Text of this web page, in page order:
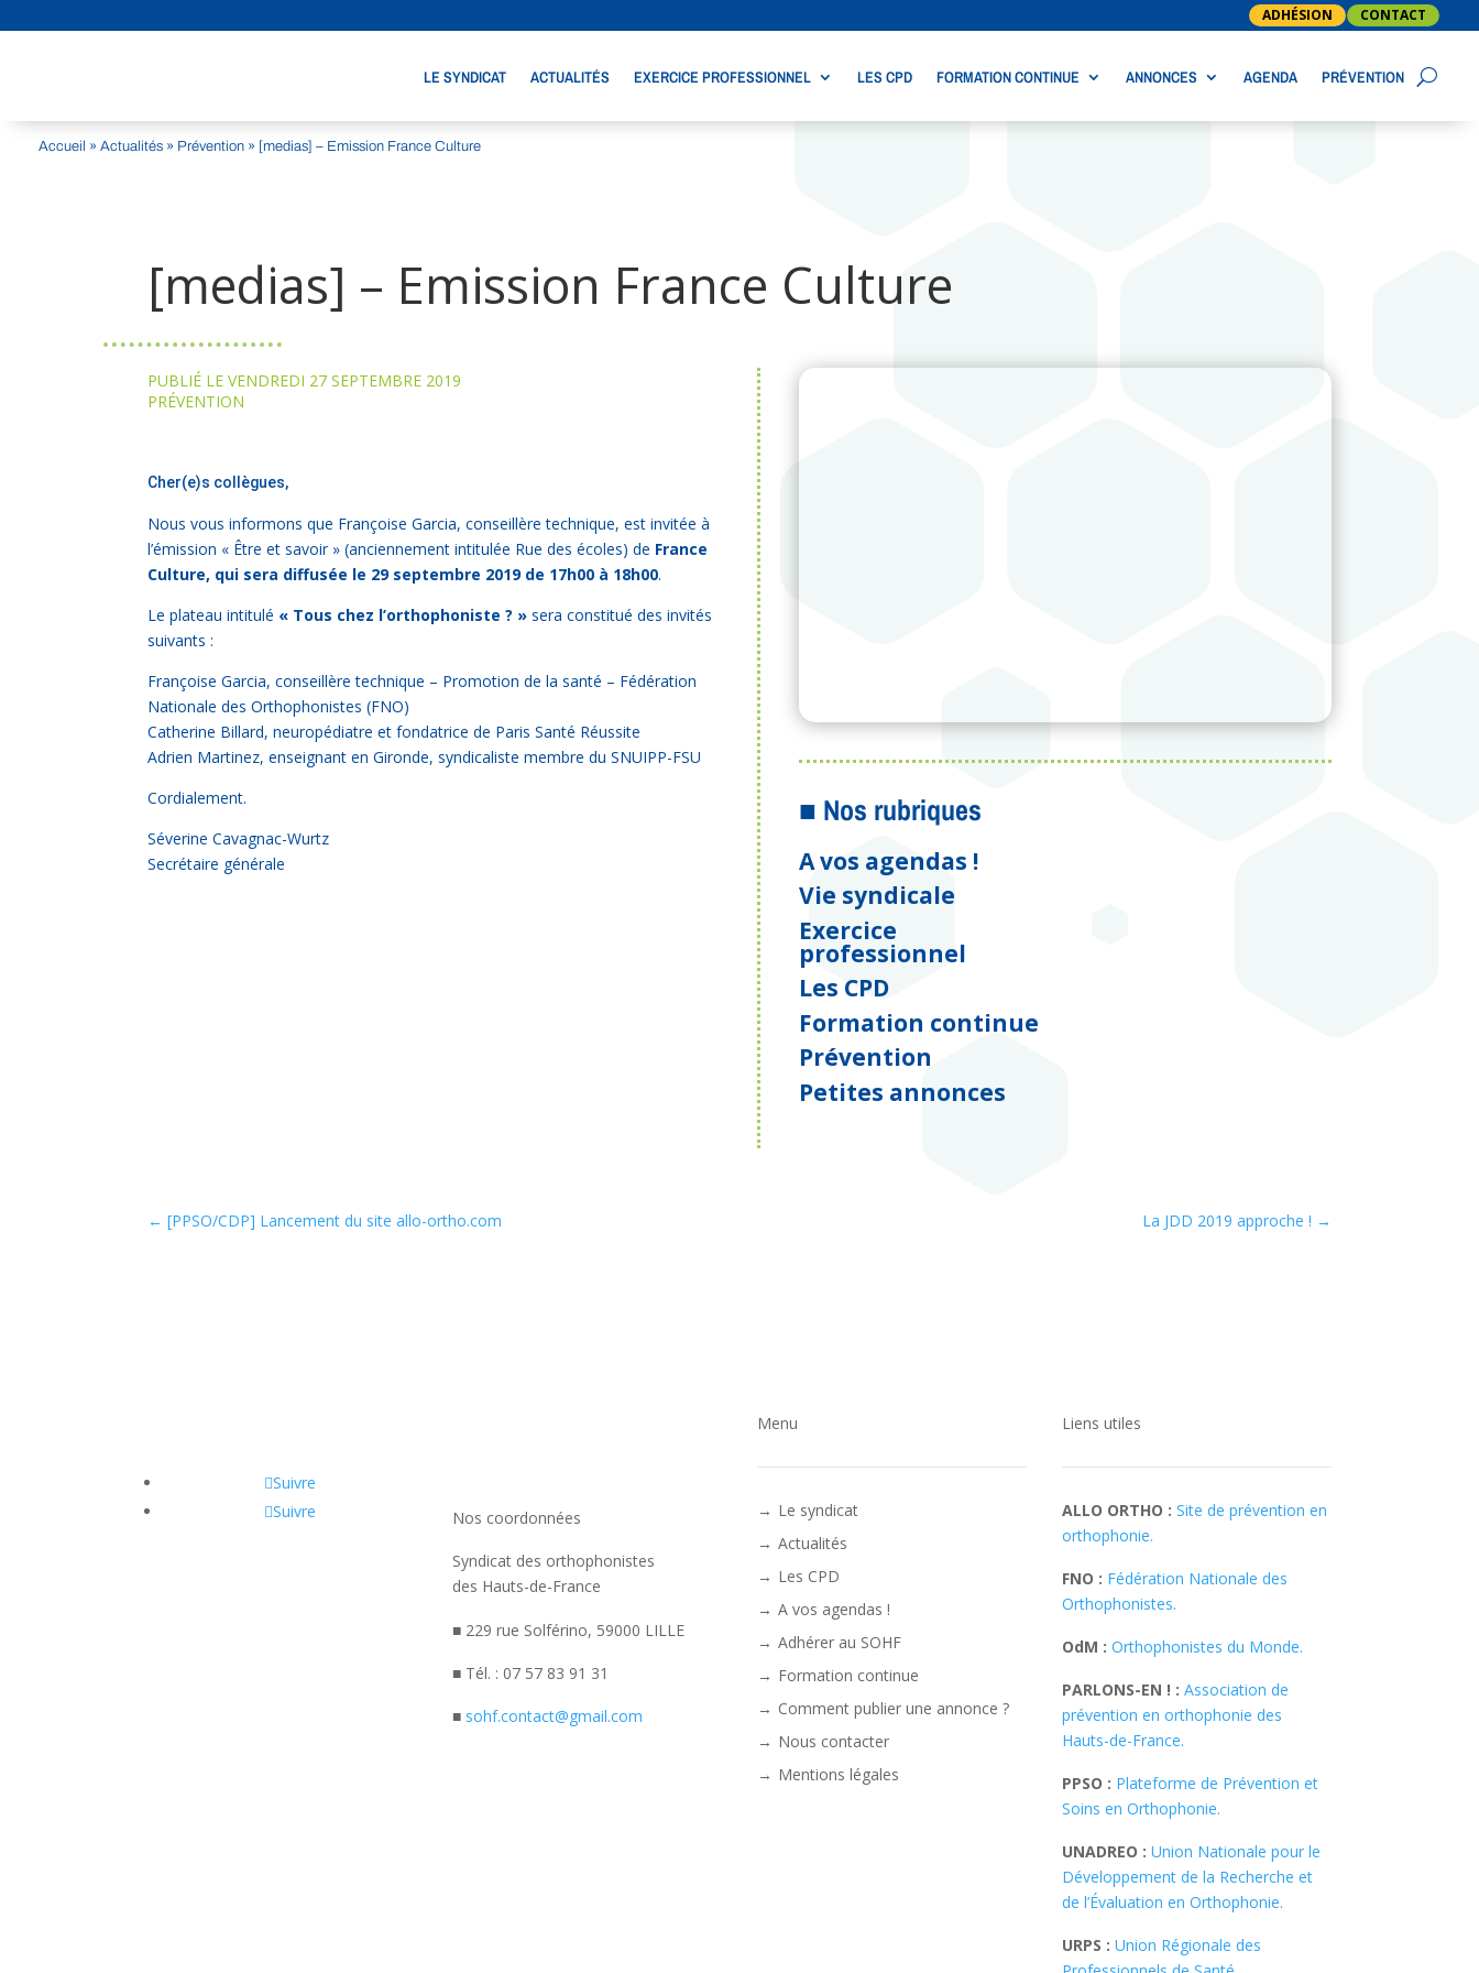
ADHÉSION CONTACT
LE SYNDICAT ACTUALITÉS EXERCICE PROFESSIONNEL LES CPD FORMATION CONTINUE ANNONCES AGENDA PRÉVENTION
Accueil » Actualités» Prévention» [medias] – Emission France Culture
[medias] – Emission France Culture
PUBLIÉ LE VENDREDI 27 SEPTEMBRE 2019
PRÉVENTION
Cher(e)s collègues,
Nous vous informons que Françoise Garcia, conseillère technique, est invitée à
l’émission « Être et savoir » (anciennement intitulée Rue des écoles) de France
Culture, qui sera diffusée le 29 septembre 2019 de 17h00 à 18h00.
Le plateau intitulé « Tous chez l’orthophoniste ? » sera constitué des invités
suivants :
Françoise Garcia, conseillère technique – Promotion de la santé – Fédération
Nationale des Orthophonistes (FNO)
Catherine Billard, neuropédiatre et fondatrice de Paris Santé Réussite
Adrien Martinez, enseignant en Gironde, syndicaliste membre du SNUIPP-FSU
Cordialement.
Séverine Cavagnac-Wurtz
Secrétaire générale
■ Nos rubriques
A vos agendas !
Vie syndicale
Exercice
professionnel
Les CPD
Formation continue
Prévention
Petites annonces
←[PPSO/CDP] Lancement du site allo-ortho.com La JDD 2019 approche ! →
Suivre
Suivre
Nos coordonnées
Syndicat des orthophonistes
des Hauts-de-France
■ 229 rue Solférino, 59000 LILLE
■ Tél. : 07 57 83 91 31
■ sohf.contact@gmail.com
Menu
Le syndicat
Actualités
Les CPD
A vos agendas !
Adhérer au SOHF
Formation continue
Comment publier une annonce ?
Nous contacter
Mentions légales
Liens utiles
ALLO ORTHO : Site de prévention en
orthophonie.
FNO : Fédération Nationale des
Orthophonistes.
OdM : Orthophonistes du Monde.
PARLONS-EN ! : Association de
prévention en orthophonie des
Hauts-de-France.
PPSO : Plateforme de Prévention et
Soins en Orthophonie.
UNADREO : Union Nationale pour le
Développement de la Recherche et
de l’Évaluation en Orthophonie.
URPS : Union Régionale des